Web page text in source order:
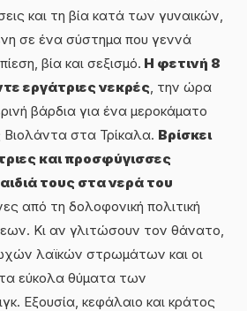
και τη βία κατά των γυναικών,
σε ένα σύστημα που γεννά
βία και σεξισμό. Η φετινή 8
εργάτριες νεκρές , την ώρα
βάρδια για ένα μεροκάματο
στα Τρίκαλα. Βρίσκει
και προσφύγισσες
τους στα νερά του
από τη δολοφονική πολιτική
Κι αν γλιτώσουν τον θάνατο,
λαϊκών στρωμάτων και οι
εύκολα θύματα των
Εξουσία, κεφάλαιο και κράτος